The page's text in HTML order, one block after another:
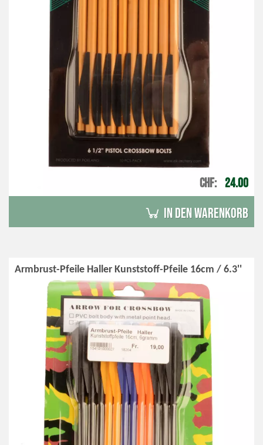
CHF 24.00
in den Warenkorb
Armbrust-Pfeile Haller Kunststoff-Pfeile 16cm / 6.3''